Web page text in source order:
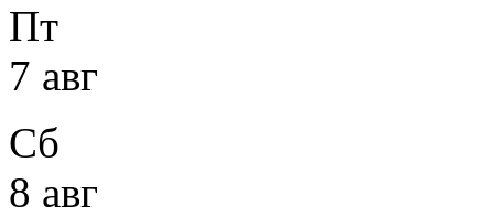
Пт
7 авг
Сб
8 авг